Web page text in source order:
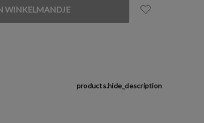
products.hide_description